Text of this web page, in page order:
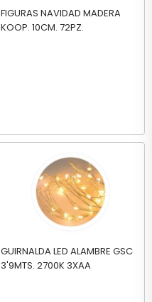
FIGURAS NAVIDAD MADERA
KOOP. 10CM. 72PZ.
GUIRNALDA LED ALAMBRE GSC
3'9MTS. 2700K 3XAA